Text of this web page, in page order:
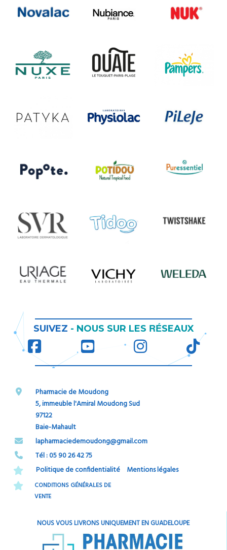
SUIVEZ - NOUS SUR LES RÉSEAUX
Pharmacie de Moudong
5, immeuble l'Amiral Moudong Sud
97122
Baie-Mahault
​​​​​​​lapharmaciedemoudong@gmail.com
Tél : 05 90 26 42 75​​​​​​​
Politique de confidentialité
Mentions légales
CONDITIONS GÉNÉRALES DE
VENTE
NOUS VOUS LIVRONS UNIQUEMENT EN GUADELOUPE